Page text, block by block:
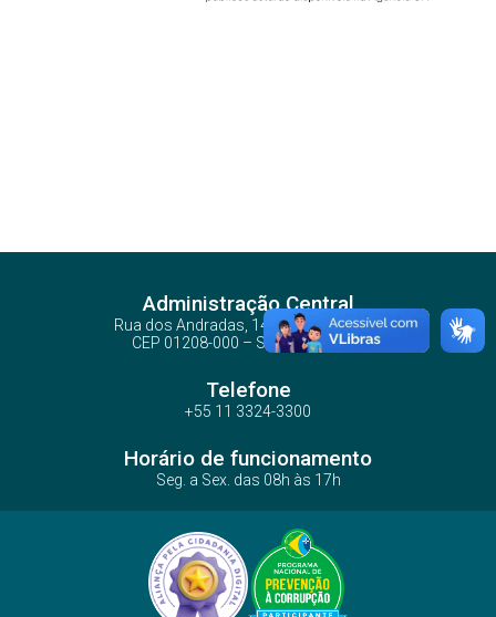
Administração Central
Rua dos Andradas, 140 - Santa Ifigênia
CEP 01208-000 – São Paulo – SP
Telefone
+55 11 3324-3300
Horário de funcionamento
Seg. a Sex. das 08h às 17h